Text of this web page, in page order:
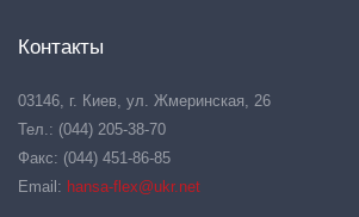
Контакты
03146, г. Киев, ул. Жмеринская, 26
Тел.: (044) 205-38-70
Факс: (044) 451-86-85
Email: hansa-flex@ukr.net